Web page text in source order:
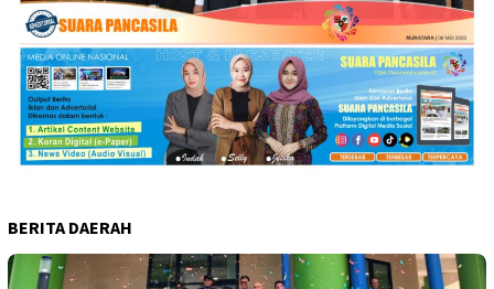
BERITA DAERAH